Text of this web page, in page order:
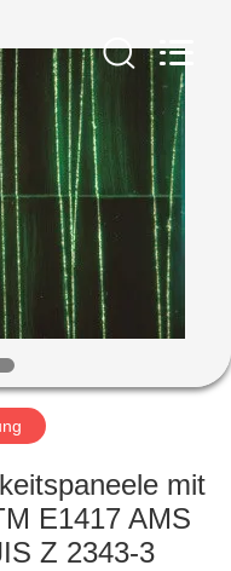
mit
E1417 AMS
Z 2343-3